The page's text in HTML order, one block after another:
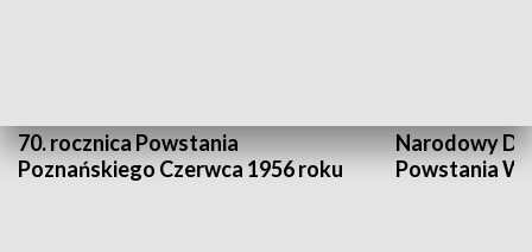
70. rocznica Powstania
Poznańskiego Czerwca 1956 roku
Narodowy
Powstania